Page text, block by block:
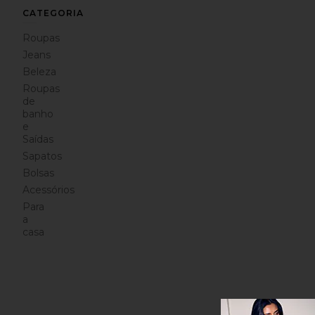
CATEGORIA
Roupas
Jeans
Beleza
Roupas
de
banho
e
Saídas
Sapatos
Bolsas
Acessórios
Para
a
casa